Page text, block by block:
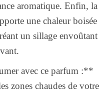
aromatique. Enfin, la
une chaleur boisée
un sillage envoûtant
avec ce parfum :**
zones chaudes de votre